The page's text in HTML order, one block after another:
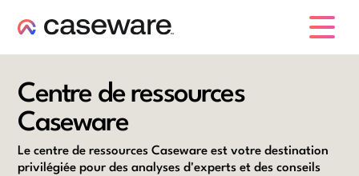
Centre de ressources
Caseware
Le centre de ressources Caseware est votre destination
privilégiée pour des analyses d'experts et des conseils